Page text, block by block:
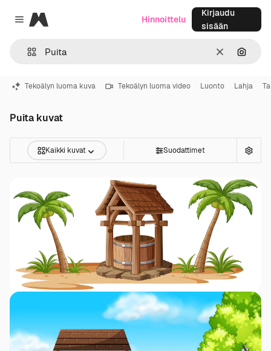
Close menu
Magnific
SelkeäHae
Hinnoittelu
Kirjaudu
sisään
Tekoälyn luoma kuva Tekoälyn luoma video Luonto Lahja
Puita kuvat
Kaikki kuvat Suodattimet